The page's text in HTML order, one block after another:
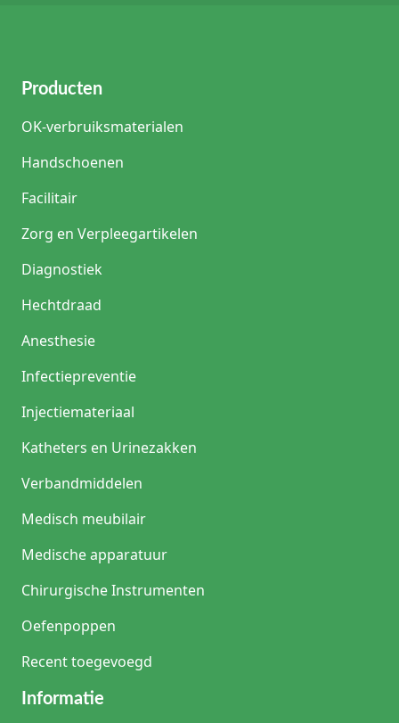
Producten
OK-verbruiksmaterialen
Handschoenen
Facilitair
Zorg en Verpleegartikelen
Diagnostiek
Hechtdraad
Anesthesie
Infectiepreventie
Injectiemateriaal
Katheters en Urinezakken
Verbandmiddelen
Medisch meubilair
Medische apparatuur
Chirurgische Instrumenten
Oefenpoppen
Recent toegevoegd
Informatie